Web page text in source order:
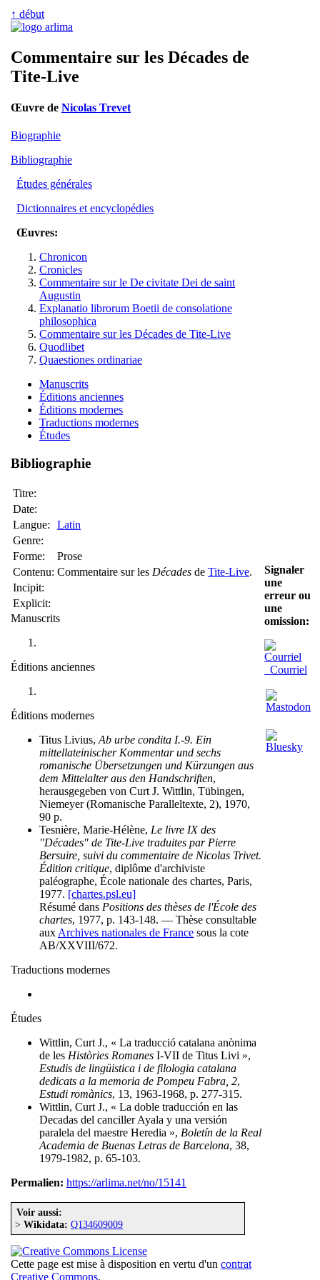
↑ début
Commentaire sur les Décades de
Tite-Live
Œuvre de Nicolas Trevet
Biographie
Bibliographie
Études générales
Dictionnaires et encyclopédies
Œuvres:
Chronicon
Cronicles
Commentaire sur le De civitate Dei de saint
Augustin
Explanatio librorum Boetii de consolatione
philosophica
Commentaire sur les Décades de Tite-Live
Quodlibet
Quaestiones ordinariae
Manuscrits
Éditions anciennes
Éditions modernes
Traductions modernes
Études
Bibliographie
Titre:
Date:
Langue:
Latin
Genre:
Forme:
Prose
Contenu: Commentaire sur les Décades de Tite-Live.
Incipit:
Explicit:
Manuscrits
Éditions anciennes
Éditions modernes
Titus Livius, Ab urbe condita I.-9. Ein
mittellateinischer Kommentar und sechs
romanische Übersetzungen und Kürzungen aus
dem Mittelalter aus den Handschriften,
herausgegeben von Curt J. Wittlin, Tübingen,
Niemeyer (Romanische Paralleltexte, 2), 1970,
90 p.
Tesnière, Marie-Hélène, Le livre IX des
"Décades" de Tite-Live traduites par Pierre
Bersuire, suivi du commentaire de Nicolas Trivet.
Édition critique, diplôme d'archiviste
paléographe, École nationale des chartes, Paris,
1977. [chartes.psl.eu]
Résumé dans Positions des thèses de l'École des
chartes, 1977, p. 143-148. — Thèse consultable
aux Archives nationales de France sous la cote
AB/XXVIII/672.
Traductions modernes
Études
Wittlin, Curt J., « La traducció catalana anònima
de les Històries Romanes I-VII de Titus Livi »,
Estudis de lingüistica i de filologia catalana
dedicats a la memoria de Pompeu Fabra, 2,
Estudi romànics, 13, 1963-1968, p. 277-315.
Wittlin, Curt J., « La doble traducción en las
Decadas del canciller Ayala y una versión
paralela del maestre Heredia », Boletín de la Real
Academia de Buenas Letras de Barcelona, 38,
1979-1982, p. 65-103.
Permalien: https://arlima.net/no/15141
Voir aussi:
> Wikidata: Q134609009
Cette page est mise à disposition en vertu d'un contrat
Creative Commons.
Signaler
une
erreur ou
une
omission:
Courriel